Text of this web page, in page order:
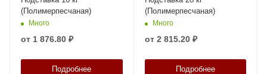
(Полимерпесчаная)
Много
от 1 876.80 ₽
Подробнее
(Полимерпесчаная)
Много
от 2 815.20 ₽
Подробнее